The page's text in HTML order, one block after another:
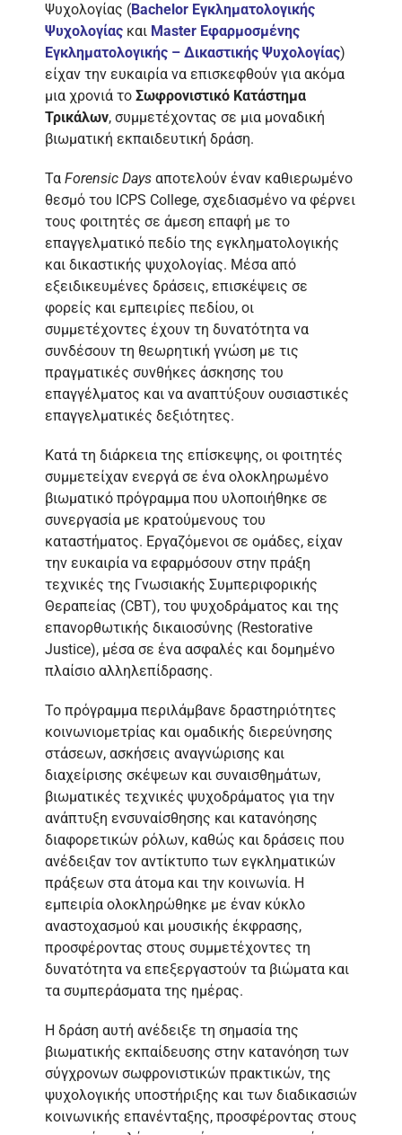
Ψυχολογίας (Bachelor Εγκληματολογικής
Ψυχολογίας και Master Εφαρμοσμένης
Εγκληματολογικής – Δικαστικής Ψυχολογίας)
είχαν την ευκαιρία να επισκεφθούν για ακόμα
μια χρονιά το Σωφρονιστικό Κατάστημα
Τρικάλων, συμμετέχοντας σε μια μοναδική
βιωματική εκπαιδευτική δράση.
Τα Forensic Days αποτελούν έναν καθιερωμένο
θεσμό του ICPS College, σχεδιασμένο να φέρνει
τους φοιτητές σε άμεση επαφή με το
επαγγελματικό πεδίο της εγκληματολογικής
και δικαστικής ψυχολογίας. Μέσα από
εξειδικευμένες δράσεις, επισκέψεις σε
φορείς και εμπειρίες πεδίου, οι
συμμετέχοντες έχουν τη δυνατότητα να
συνδέσουν τη θεωρητική γνώση με τις
πραγματικές συνθήκες άσκησης του
επαγγέλματος και να αναπτύξουν ουσιαστικές
επαγγελματικές δεξιότητες.
Κατά τη διάρκεια της επίσκεψης, οι φοιτητές
συμμετείχαν ενεργά σε ένα ολοκληρωμένο
βιωματικό πρόγραμμα που υλοποιήθηκε σε
συνεργασία με κρατούμενους του
καταστήματος. Εργαζόμενοι σε ομάδες, είχαν
την ευκαιρία να εφαρμόσουν στην πράξη
τεχνικές της Γνωσιακής Συμπεριφορικής
Θεραπείας (CBT), του ψυχοδράματος και της
επανορθωτικής δικαιοσύνης (Restorative
Justice), μέσα σε ένα ασφαλές και δομημένο
πλαίσιο αλληλεπίδρασης.
Το πρόγραμμα περιλάμβανε δραστηριότητες
κοινωνιομετρίας και ομαδικής διερεύνησης
στάσεων, ασκήσεις αναγνώρισης και
διαχείρισης σκέψεων και συναισθημάτων,
βιωματικές τεχνικές ψυχοδράματος για την
ανάπτυξη ενσυναίσθησης και κατανόησης
διαφορετικών ρόλων, καθώς και δράσεις που
ανέδειξαν τον αντίκτυπο των εγκληματικών
πράξεων στα άτομα και την κοινωνία. Η
εμπειρία ολοκληρώθηκε με έναν κύκλο
αναστοχασμού και μουσικής έκφρασης,
προσφέροντας στους συμμετέχοντες τη
δυνατότητα να επεξεργαστούν τα βιώματα και
τα συμπεράσματα της ημέρας.
Η δράση αυτή ανέδειξε τη σημασία της
βιωματικής εκπαίδευσης στην κατανόηση των
σύγχρονων σωφρονιστικών πρακτικών, της
ψυχολογικής υποστήριξης και των διαδικασιών
κοινωνικής επανένταξης, προσφέροντας στους